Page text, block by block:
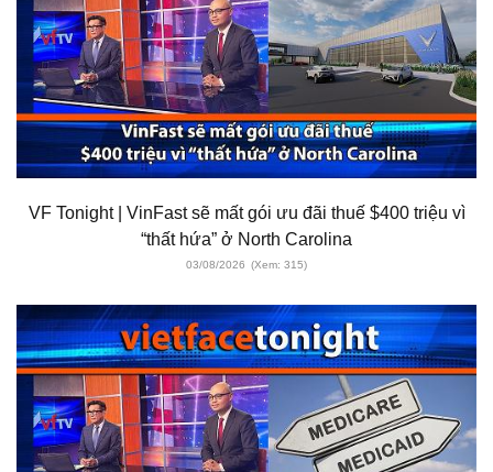
VF Tonight | VinFast sẽ mất gói ưu đãi thuế $400 triệu vì
“thất hứa” ở North Carolina
03/08/2026 (Xem: 315)